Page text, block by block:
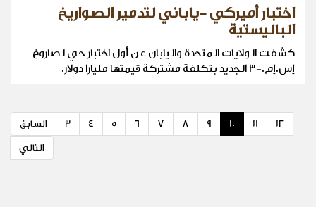
اختبار أميركي -ياباني لتدمير الصواريخ
الباليستية
كشفت الولايات المتحدة واليابان عن أول اختبار حي لصاروخ
إس.إم.-3 الجديد بتكلفة مشتركة قيمتها مليارا دولار.
السابق 3 4 5 6 7 8 9 10 11 12
التالي